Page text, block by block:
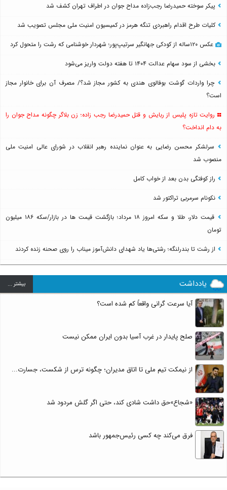
پیکر سوخته حمیدرضا رجب‌زاده مداح جوان در اطراف تهران کشف شد
کلیات طرح اقدام راهبردی تنگه هرمز در کمیسیون امنیت ملی مجلس تصویب شد
عکس ۱۲۰ساله از کودکی جهانگیر سرتیپ‌پور؛ شهردار خوشنامی که رشت را متحول کرد
بخشی از سود سهام عدالت ۱۴۰۴ تا هفته دولت واریز می‌شود
چرا واردات گوشت بوفالوی هندی به کشور مجاز شد؟/ مصرف آن برای خانوار مجاز
است؟
روایت تازه پلیس از ربایش و قتل حمیدرضا رجب زاده؛ زن بلاگر چگونه مداح جوان را
به دام انداخت؟
سرلشکر محسن رضایی به عنوان نماینده رهبر انقلاب در شورای عالی امنیت ملی
منصوب شد
راز کوفتگی بدن بعد از خواب کامل
نکونام سرمربی تراکتور شد
قیمت دلار، طلا و سکه امروز ۱۸ مرداد؛ بازگشت قیمت ها در بازار/سکه ۱۸۶ میلیون
تومان
از رشت تا بندرلنگه؛ رشتی‌ها یاد شهدای دانش‌آموز میناب را روی صحنه زنده کردند
یادداشت بيشتر ...
آیا سرعت گرانی واقعاً کم شده است؟
صلح پایدار در غرب آسیا بدون ایران ممکن نیست
از نیمکت تیم ملی تا اتاق مدیران؛ چگونه ترس از شکست، جسارت...
«شجاع»حق داشت شادی کند، حتی اگر گلش مردود شد
فرق می‌کند چه کسی رئیس‌جمهور باشد